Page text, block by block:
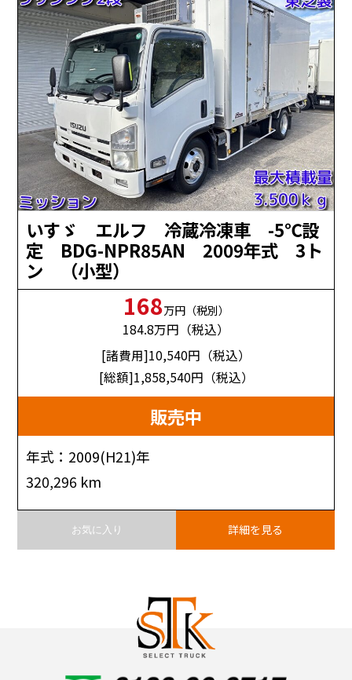
いすゞ エルフ 冷蔵冷凍車 -5℃設
定 BDG-NPR85AN 2009年式 3ト
ン （小型）
168万円（税別）
184.8万円（税込）
[諸費用]10,540円（税込）
[総額]1,858,540円（税込）
販売中
年式：2009(H21)年
320,296 km
お気に入り 詳細を見る